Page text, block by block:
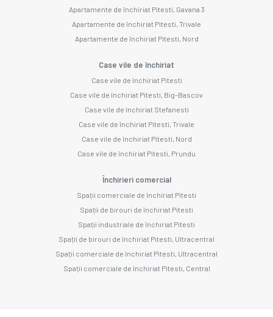
Apartamente de închiriat Pitesti, Gavana 3
Apartamente de închiriat Pitesti, Trivale
Apartamente de închiriat Pitesti, Nord
Case vile de închiriat
Case vile de închiriat Pitesti
Case vile de închiriat Pitesti, Big-Bascov
Case vile de închiriat Stefanesti
Case vile de închiriat Pitesti, Trivale
Case vile de închiriat Pitesti, Nord
Case vile de închiriat Pitesti, Prundu
Închirieri comercial
Spații comerciale de închiriat Pitesti
Spații de birouri de închiriat Pitesti
Spații industriale de închiriat Pitesti
Spații de birouri de închiriat Pitesti, Ultracentral
Spații comerciale de închiriat Pitesti, Ultracentral
Spații comerciale de închiriat Pitesti, Central